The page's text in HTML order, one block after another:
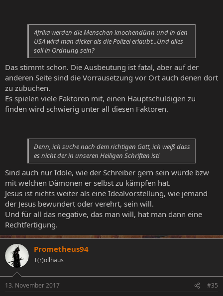
Afrika werden die Menschen knochendünn und in den
USA wird man dicker als die Polizei erlaubt...Und alles
soll in Ordnung sein?
Das stimmt schon. Die Ausbeutung ist fatal, aber auf der
anderen Seite sind die Vorrausetzung vor Ort auch denen dort
zu zubuchen.
Es spielen viele Faktoren mit, einen Hauptschuldigen zu
finden wird schwierig unter all diesen Faktoren.
Denn, ich suche nach dem richtigen Gott, ich weiß dass
es nicht der in unseren Heiligen Schriften ist!
Sind auch nur Idole, wie der Schreiber gern sein würde bzw
mit welchen Dämonen er selbst zu kämpfen hat.
Jesus ist nichts weiter als eine Idealvorstellung, wie jemand
der Jesus bewundert oder verehrt, sein will.
Und für all das negative, das man will, hat man dann eine
Rechtfertigung.
Prometheus94
T(r)ollhaus
13. November 2017 #35